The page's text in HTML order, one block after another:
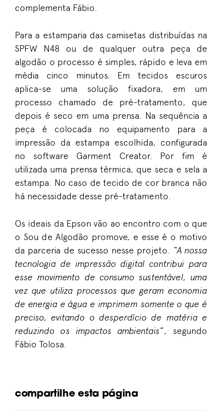
complementa Fábio.
Para a estamparia das camisetas distribuídas na
SPFW N48 ou de qualquer outra peça de
algodão o processo é simples, rápido e leva em
média cinco minutos. Em tecidos escuros
aplica-se uma solução fixadora, em um
processo chamado de pré-tratamento, que
depois é seco em uma prensa. Na sequência a
peça é colocada no equipamento para a
impressão da estampa escolhida, configurada
no software Garment Creator. Por fim é
utilizada uma prensa térmica, que seca e sela a
estampa. No caso de tecido de cor branca não
há necessidade desse pré-tratamento.
Os ideais da Epson vão ao encontro com o que
o Sou de Algodão promove, e esse é o motivo
da parceria de sucesso nesse projeto. “A nossa
tecnologia de impressão digital contribui para
esse movimento de consumo sustentável, uma
vez que utiliza processos que geram economia
de energia e água e imprimem somente o que é
preciso, evitando o desperdício de matéria e
reduzindo os impactos ambientais”, segundo
Fábio Tolosa.
compartilhe esta página
Da
igual:
como